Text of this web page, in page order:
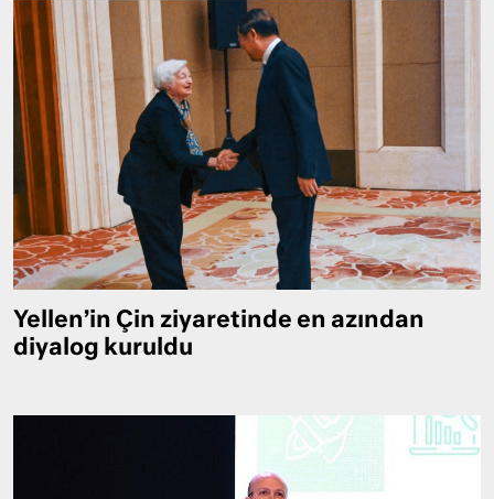
Yellen’in Çin ziyaretinde en azından
diyalog kuruldu